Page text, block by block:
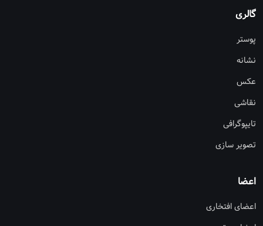
گالری
پوستر
نشانه
عکس
نقاشی
تایپوگرافی
تصویر سازی
اعضا
اعضای افتخاری